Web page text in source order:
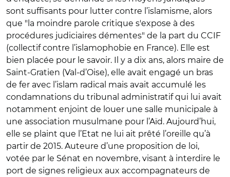
sont suffisants pour lutter contre l’islamisme, alors
que "la moindre parole critique s'expose à des
procédures judiciaires démentes" de la part du CCIF
(collectif contre l’islamophobie en France). Elle est
bien placée pour le savoir. Il y a dix ans, alors maire de
Saint-Gratien (Val-d’Oise), elle avait engagé un bras
de fer avec l’islam radical mais avait accumulé les
condamnations du tribunal administratif qui lui avait
notamment enjoint de louer une salle municipale à
une association musulmane pour l’Aïd. Aujourd’hui,
elle se plaint que l’Etat ne lui ait prêté l’oreille qu’à
partir de 2015. Auteure d’une proposition de loi,
votée par le Sénat en novembre, visant à interdire le
port de signes religieux aux accompagnateurs de